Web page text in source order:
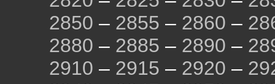
2850 – 2855 – 2860 –
2880 – 2885 – 2890 –
2910 – 2915 – 2920 –